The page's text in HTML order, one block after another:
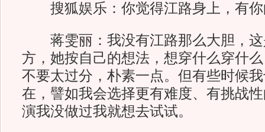
搜狐娱乐：你觉得江路身上，有你
蒋雯丽：我没有江路那么大胆，这
方，她按自己的想法，想穿什么穿什
不要太过分，朴素一点。但有些时候
在，譬如我会选择更有难度、有挑战
演我没做过我就想去试试。